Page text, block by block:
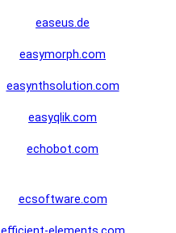
easeus.de
easymorph.com
easynthsolution.com
easyqlik.com
echobot.com
ecsoftware.com